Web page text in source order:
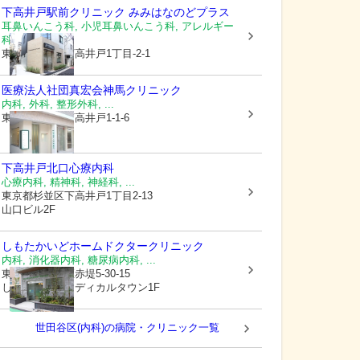
下高井戸駅前クリニック みみはなのどプラス
耳鼻いんこう科, 小児耳鼻いんこう科, アレルギー
科, ...
東京都杉並区下高井戸1丁目-2-1
医療法人社団真宏会神馬クリニック
内科, 外科, 整形外科, ...
東京都杉並区下高井戸1-1-6
下高井戸北口心療内科
心療内科, 精神科, 神経科, ...
東京都杉並区下高井戸1丁目2-13
山口ビル2F
しもたかいどホームドクタークリニック
内科, 消化器内科, 糖尿病内科, ...
東京都世田谷区赤堤5-30-15
しもたかいどメディカルタウン1F
世田谷区(内科)の病院・クリニック一覧